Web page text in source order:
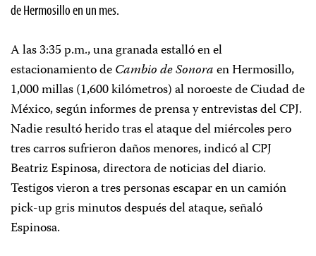
de Hermosillo en un mes.
A las 3:35 p.m., una granada estalló en el
estacionamiento deCambio de Sonoraen Hermosillo,
1,000 millas (1,600 kilómetros) al noroeste de Ciudad de
México, según informes de prensa y entrevistas del CPJ.
Nadie resultó herido tras el ataque del miércoles pero
tres carros sufrieron daños menores, indicó al CPJ
Beatriz Espinosa, directora de noticias del diario.
Testigos vieron a tres personas escapar en un camión
pick-up gris minutos después del ataque, señaló
Espinosa.